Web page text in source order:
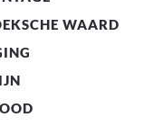
WAARD